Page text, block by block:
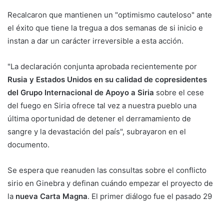
Recalcaron que mantienen un "optimismo cauteloso" ante
el éxito que tiene la tregua a dos semanas de si inicio e
instan a dar un carácter irreversible a esta acción.
"La declaración conjunta aprobada recientemente por
Rusia y Estados Unidos en su calidad de copresidentes
del Grupo Internacional de Apoyo a Siria sobre el cese
del fuego en Siria ofrece tal vez a nuestra pueblo una
última oportunidad de detener el derramamiento de
sangre y la devastación del país", subrayaron en el
documento.
Se espera que reanuden las consultas sobre el conflicto
sirio en Ginebra y definan cuándo empezar el proyecto de
la nueva Carta Magna. El primer diálogo fue el pasado 29